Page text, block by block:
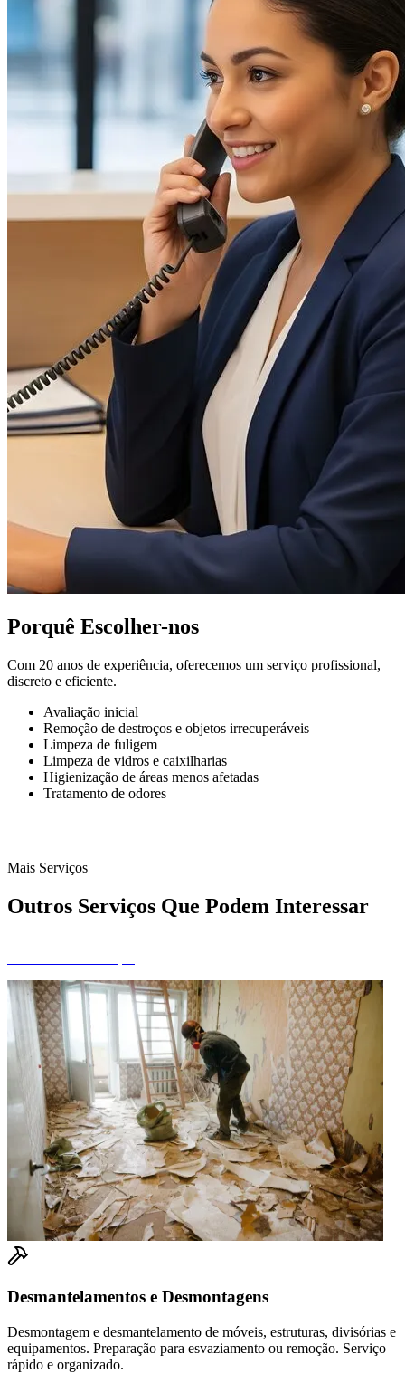
Porquê Escolher-nos
Com 20 anos de experiência, oferecemos um serviço profissional,
discreto e eficiente.
Avaliação inicial
Remoção de destroços e objetos irrecuperáveis
Limpeza de fuligem
Limpeza de vidros e caixilharias
Higienização de áreas menos afetadas
Tratamento de odores
Mais Serviços
Outros Serviços Que Podem Interessar
estruturas, divisórias e
ou remoção. Serviço
Desocupação Rápida de
Desocupação urgente de casas,
Esvaziamento total em 24-48 horas.